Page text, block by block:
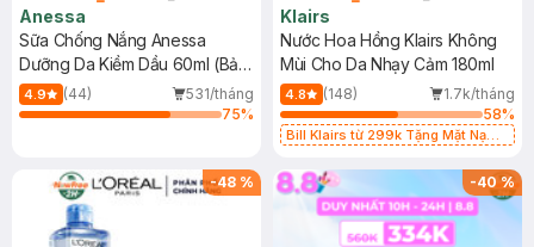
Anessa
Sữa Chống Nắng Anessa
Dưỡng Da Kiềm Dầu 60ml (Bản
Mới)
4.9 (44)
531/tháng
75%
Klairs
Nước Hoa Hồng Klairs Không
Mùi Cho Da Nhạy Cảm 180ml
4.8 (148)
1.7k/tháng
58%
Bill Klairs từ 299k Tặng Mặt Nạ
25ml (SL Có Hạn)
-48 % -40%